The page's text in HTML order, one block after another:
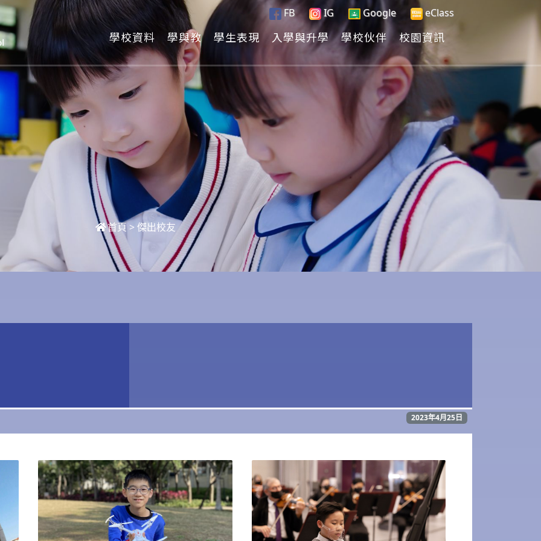
FB IG Google eClass
學校資料 學與教 學生表現 入學與升學 學校伙伴 校園資訊
首頁 > 傑出校友
2023年4月25日